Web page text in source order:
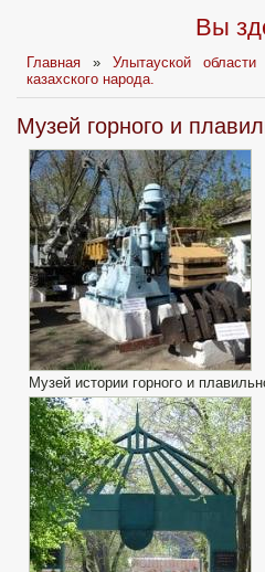
Вы
Главная »Улытауской
казахского народа.
Музей горного и
Музей истории горного и